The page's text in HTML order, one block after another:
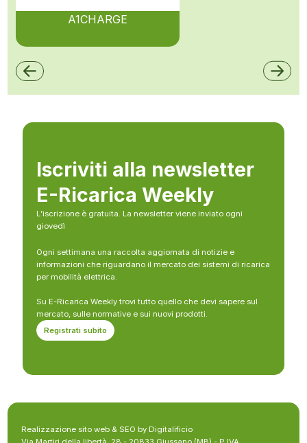
A1CHARGE
Iscriviti alla newsletter
E-Ricarica Weekly
L’iscrizione è gratuita. La newsletter viene inviato ogni
giovedì
Ogni settimana una raccolta aggiornata di notizie e
informazioni che riguardano il mercato dei sistemi di ricarica
per mobilità elettrica.
Su E-Ricarica Weekly trovi tutto quello che devi sapere sul
mercato, sulle normative e sui nuovi prodotti.
Registrati subito
Realizzazione sito web & SEO by Digitalificio